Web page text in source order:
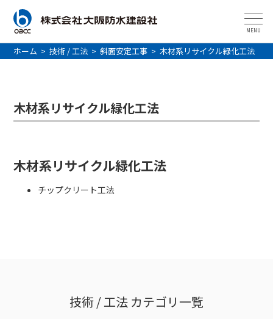
MENU
ホーム >技術 / 工法 >斜面安定工事 >木材系リサイクル緑化工法
木材系リサイクル緑化工法
木材系リサイクル緑化工法
チップクリート工法
技術 / 工法 カテゴリ一覧